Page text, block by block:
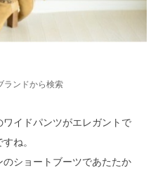
ランドから検索
イドパンツがエレガントで
ね。
ショートブーツであたたか